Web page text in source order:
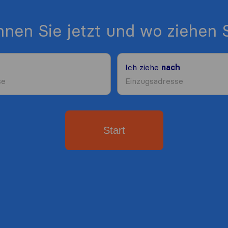
Sie jetzt und wo ziehen
Ich ziehe nach
Start